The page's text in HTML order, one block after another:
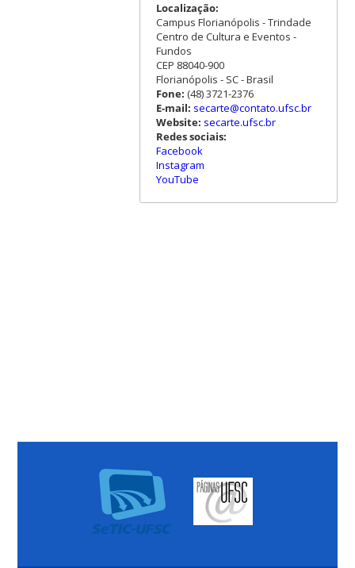
Localização:
Campus Florianópolis - Trindade
Centro de Cultura e Eventos -
Fundos
CEP 88040-900
Florianópolis - SC - Brasil
Fone: (48) 3721-2376
E-mail: secarte@contato.ufsc.br
Website: secarte.ufsc.br
Redes sociais:
Facebook
Instagram
YouTube